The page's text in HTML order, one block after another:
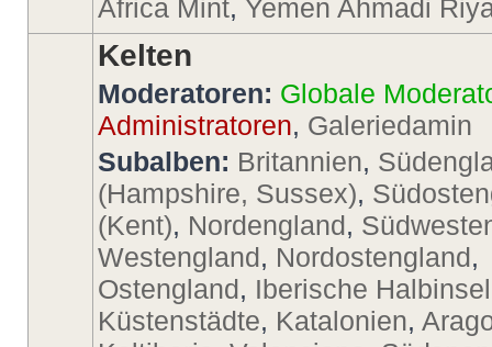
Africa Mint, Yemen Ahmadi
Kelten
Moderatoren: Globale
Administratoren, Galeriedamin
Subalben: Britannien,
(Hampshire, Sussex),
(Kent), Nordengland,
Westengland, Nordostengland,
Ostengland, Iberische Halbinsel
Küstenstädte, Katalonien,